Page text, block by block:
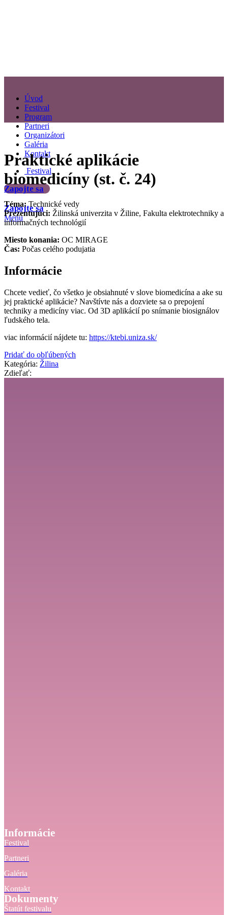
Úvod
Festival
Program
Partneri
Organizátori
Galéria
Kontakt
Festival
Zapojte sa
Zapojte sa
Menu
Praktické aplikácie
biomedicíny (st. č. 24)
Téma:Technické vedy
Prezentujúci: Žilinská univerzita v Žiline, Fakulta elektrotechniky a
informačných technológií
Miesto konania: OC MIRAGE
Čas: Počas celého podujatia
Informácie
Chcete vedieť, čo všetko je obsiahnuté v slove biomedicína a ake su
jej praktické aplikácie? Navštívte nás a dozviete sa o prepojení
techniky a medicíny viac. Od 3D aplikácií po snímanie biosignálov
ľudského tela.
viac informácií nájdete tu: https://ktebi.uniza.sk/
Pridať do obľúbených
Kategória: Žilina
Zdieľať:
Informácie
Festival
Partneri
Galéria
Kontakt
Dokumenty
Štatút festivalu